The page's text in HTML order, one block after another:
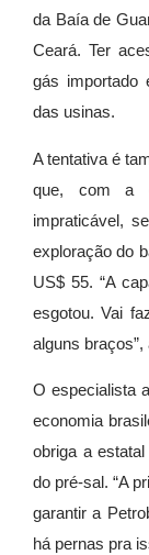
da Baía de
Ceará. Ter
gás importado
das usinas.
A tentativa é
que, com a
impraticável,
exploração do
US$ 55. “A
esgotou. Vai
alguns braços”,
O especialista
economia
obriga a
do pré-sal. “A
garantir a
há pernas pra